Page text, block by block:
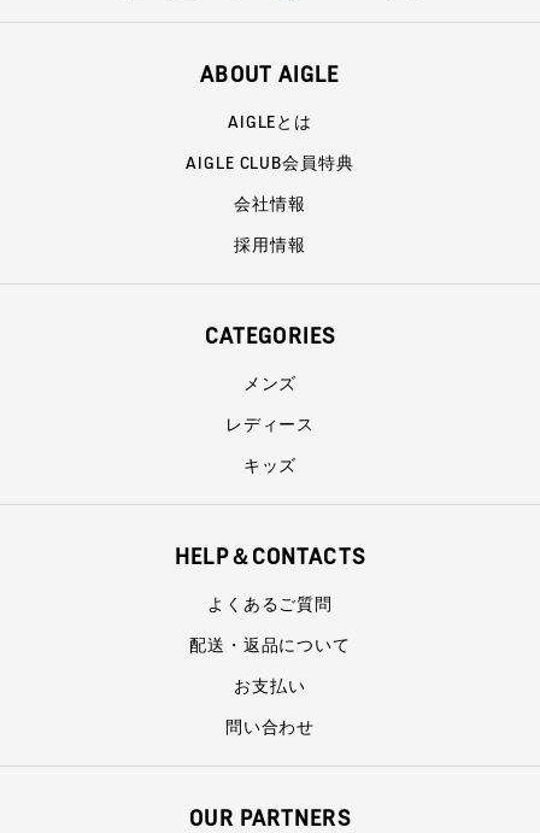
ABOUT AIGLE
AIGLEとは
AIGLE CLUB会員特典
会社情報
採用情報
CATEGORIES
メンズ
レディース
キッズ
HELP＆CONTACTS
よくあるご質問
配送・返品について
お支払い
問い合わせ
OUR PARTNERS